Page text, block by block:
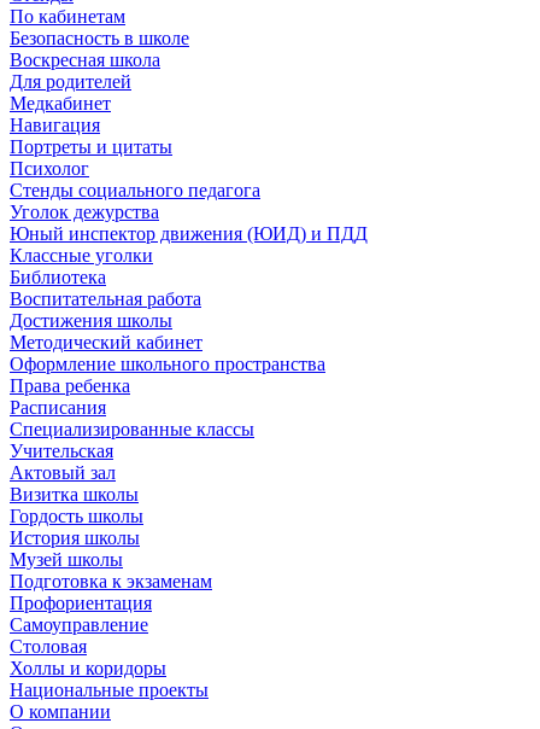
По кабинетам
Безопасность в школе
Воскресная школа
Для родителей
Медкабинет
Навигация
Портреты и цитаты
Психолог
Стенды социального педагога
Уголок дежурства
Юный инспектор движения (ЮИД) и ПДД
Классные уголки
Библиотека
Воспитательная работа
Достижения школы
Методический кабинет
Оформление школьного пространства
Права ребенка
Расписания
Специализированные классы
Учительская
Актовый зал
Визитка школы
Гордость школы
История школы
Музей школы
Подготовка к экзаменам
Профориентация
Самоуправление
Столовая
Холлы и коридоры
Национальные проекты
О компании